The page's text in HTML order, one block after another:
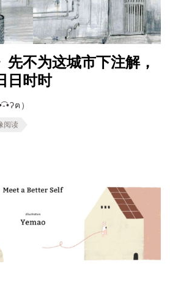
先不为这城市下注解，
日时时
•ʔฅ）
阅读